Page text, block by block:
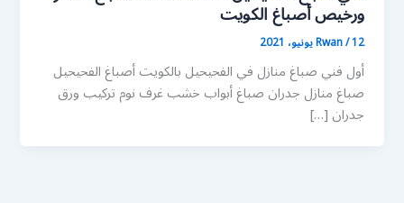
ورخيص أصباغ الكويت
Rwan/12 يونيو، 2021
أول فني صباغ منازل في الفحيحيل بالكويت أصباغ الفحيحيل
صباغ منازل جدران صباغ أبواب خشب غرف نوم تركيب ورق
جدران […]